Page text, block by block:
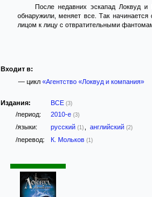
После недавних эскапад Локвуд
обнаружили, меняет все. Так начинается
лицом к лицу с отвратительными
Входит в:
— цикл «Агентство «Локвуд и компания»
Издания: ВСЕ (3)
/период: 2010-е (3)
/языки: русский (1) английский (2)
/перевод: К. Мольков (1)